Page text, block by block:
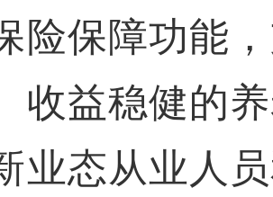
险保障功能
收益稳健的
业态从业人